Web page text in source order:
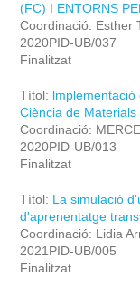
(FC) I ENTORNS
Coordinació: Esther
2020PID-UB/037
Finalitzat
Títol:
Ciència de
Coordinació:
2020PID-UB/013
Finalitzat
Títol: La simulació
d'aprenentatge
Coordinació: Lidia
2021PID-UB/005
Finalitzat